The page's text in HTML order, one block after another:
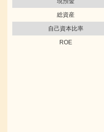
総資産
自己資本比率
ROE